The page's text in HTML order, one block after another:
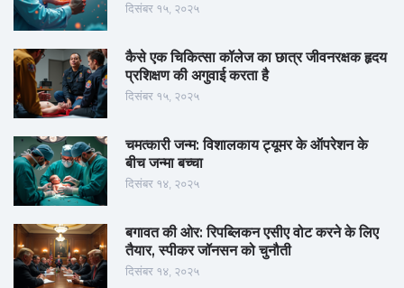
दिसंबर १५, २०२५
कैसे एक चिकित्सा कॉलेज का छात्र जीवनरक्षक हृदय
प्रशिक्षण की अगुवाई करता है
दिसंबर १५, २०२५
चमत्कारी जन्म: विशालकाय ट्यूमर के ऑपरेशन के
बीच जन्मा बच्चा
दिसंबर १४, २०२५
बगावत की ओर: रिपब्लिकन एसीए वोट करने के लिए
तैयार, स्पीकर जॉनसन को चुनौती
दिसंबर १४, २०२५